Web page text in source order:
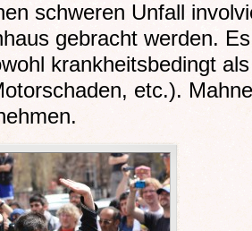
schweren Unfall
gebracht werden.
krankheitsbedingt
etc.).